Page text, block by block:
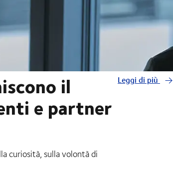
il
e partner
curiosità, sulla volontà di
Leggi di più